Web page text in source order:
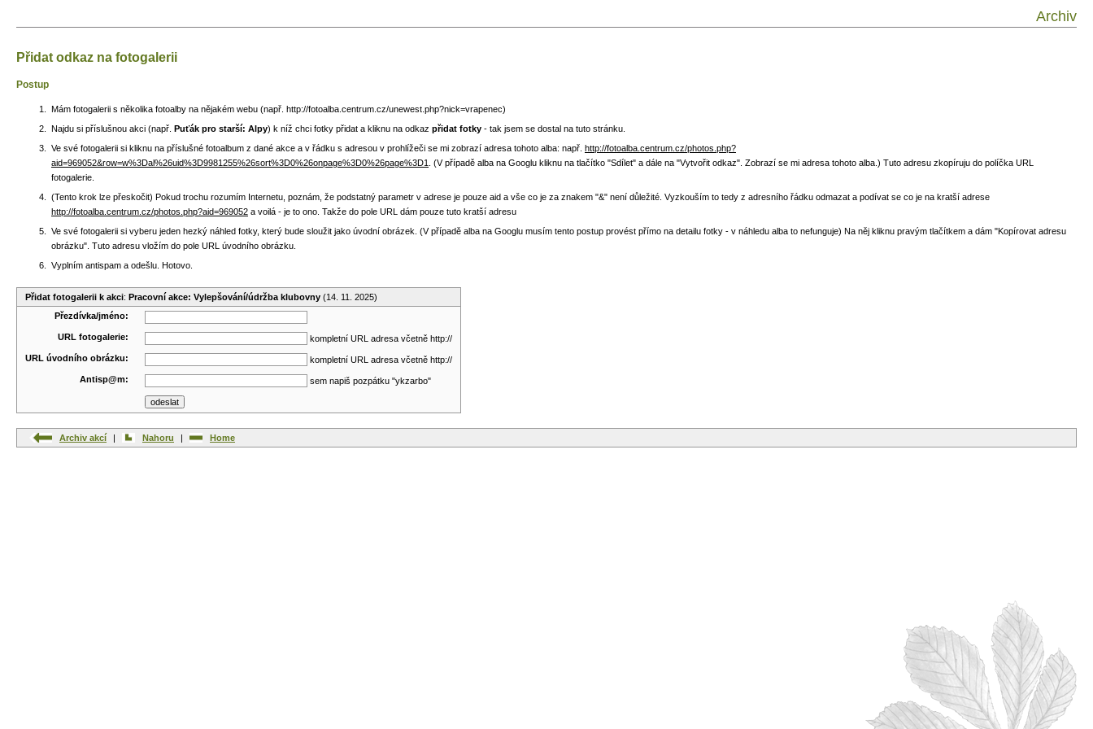
Archiv
Přidat odkaz na fotogalerii
Postup
Mám fotogalerii s několika fotoalby na nějakém webu (např. http://fotoalba.centrum.cz/unewest.php?nick=vrapenec)
Najdu si příslušnou akci (např. Puťák pro starší: Alpy) k níž chci fotky přidat a kliknu na odkaz přidat fotky - tak jsem se dostal na tuto stránku.
Ve své fotogalerii si kliknu na příslušné fotoalbum z dané akce a v řádku s adresou v prohlížeči se mi zobrazí adresa tohoto alba: např. http://fotoalba.centrum.cz/photos.php?
aid=969052&row=w%3Dal%26uid%3D9981255%26sort%3D0%26onpage%3D0%26page%3D1
. (V případě alba na Googlu kliknu na tlačítko "Sdílet" a dále na "Vytvořit odkaz". Zobrazí se mi adresa tohoto alba.) Tuto adresu zkopíruju do políčka URL
fotogalerie.
(Tento krok lze přeskočit) Pokud trochu rozumím Internetu, poznám, že podstatný parametr v adrese je pouze aid a vše co je za znakem "&" není důležité. Vyzkouším to tedy z adresního řádku odmazat a podívat se co je na kratší adrese
http://fotoalba.centrum.cz/photos.php?aid=969052 a voilá - je to ono. Takže do pole URL dám pouze tuto kratší adresu
Ve své fotogalerii si vyberu jeden hezký náhled fotky, který bude sloužit jako úvodní obrázek. (V případě alba na Googlu musím tento postup provést přímo na detailu fotky - v náhledu alba to nefunguje) Na něj kliknu pravým tlačítkem a dám "Kopírovat adresu
obrázku". Tuto adresu vložím do pole URL úvodního obrázku.
Vyplním antispam a odešlu. Hotovo.
Přidat fotogalerii k akci: Pracovní akce: Vylepšování/údržba klubovny (14. 11. 2025)
Přezdívka/jméno:
URL fotogalerie:
kompletní URL adresa včetně http://
URL úvodního obrázku:
kompletní URL adresa včetně http://
Antisp@m:
sem napiš pozpátku "ykzarbo"
Archiv akcí | Nahoru | Home